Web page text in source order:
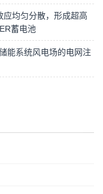
应均匀分散，形成超高
蓄电池
能系统风电场的电网注